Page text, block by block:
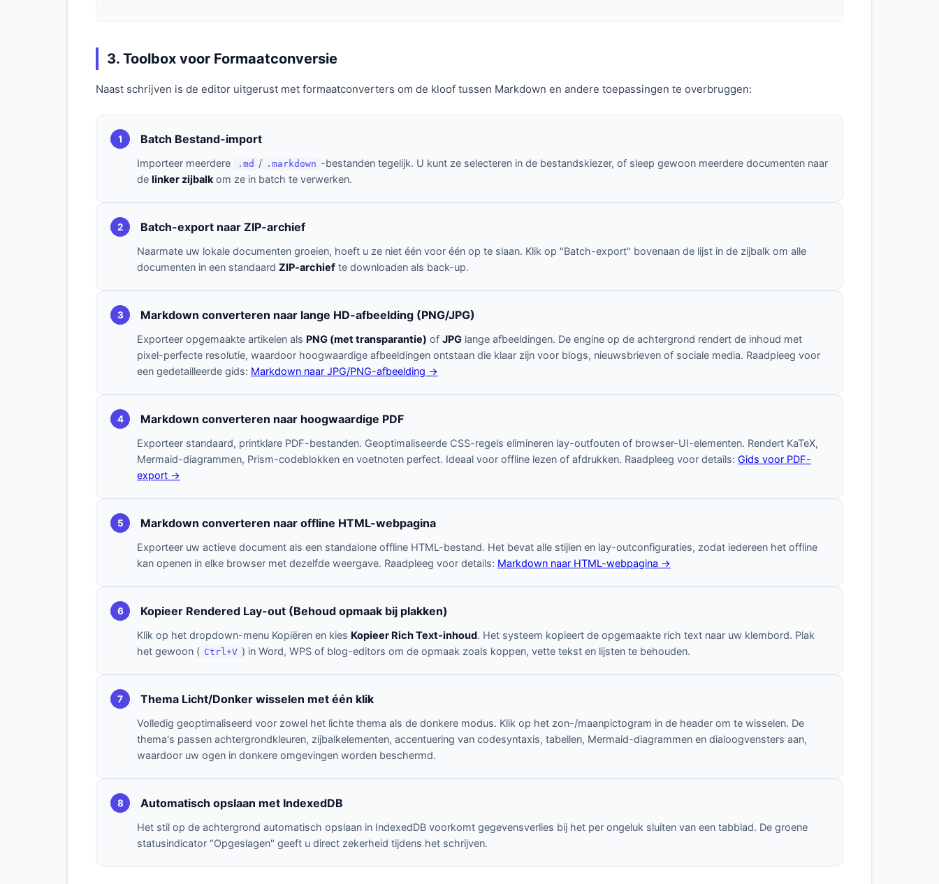
3. Toolbox voor Formaatconversie
Naast schrijven is de editor uitgerust met formaatconverters om de kloof tussen Markdown en andere toepassingen te overbruggen:
1 Batch Bestand-import
Importeer meerdere .md / .markdown -bestanden tegelijk. U kunt ze selecteren in de bestandskiezer, of sleep gewoon meerdere documenten naar
de linker zijbalkom ze in batch te verwerken.
2 Batch-export naar ZIP-archief
Naarmate uw lokale documenten groeien, hoeft u ze niet één voor één op te slaan. Klik op "Batch-export" bovenaan de lijst in de zijbalk om alle
documenten in een standaard ZIP-archief te downloaden als back-up.
3 Markdown converteren naar lange HD-afbeelding (PNG/JPG)
Exporteer opgemaakte artikelen als PNG (met transparantie) of JPG lange afbeeldingen. De engine op de achtergrond rendert de inhoud met
pixel-perfecte resolutie, waardoor hoogwaardige afbeeldingen ontstaan die klaar zijn voor blogs, nieuwsbrieven of sociale media. Raadpleeg voor
een gedetailleerde gids: Markdown naar JPG/PNG-afbeelding →
4 Markdown converteren naar hoogwaardige PDF
Exporteer standaard, printklare PDF-bestanden. Geoptimaliseerde CSS-regels elimineren lay-outfouten of browser-UI-elementen. Rendert KaTeX,
Mermaid-diagrammen, Prism-codeblokken en voetnoten perfect. Ideaal voor offline lezen of afdrukken. Raadpleeg voor details: Gids voor PDF-
export →
5 Markdown converteren naar offline HTML-webpagina
Exporteer uw actieve document als een standalone offline HTML-bestand. Het bevat alle stijlen en lay-outconfiguraties, zodat iedereen het offline
kan openen in elke browser met dezelfde weergave. Raadpleeg voor details: Markdown naar HTML-webpagina →
6 Kopieer Rendered Lay-out (Behoud opmaak bij plakken)
Klik op het dropdown-menu Kopiëren en kies Kopieer Rich Text-inhoud. Het systeem kopieert de opgemaakte rich text naar uw klembord. Plak
het gewoon ( Ctrl+V ) in Word, WPS of blog-editors om de opmaak zoals koppen, vette tekst en lijsten te behouden.
7 Thema Licht/Donker wisselen met één klik
Volledig geoptimaliseerd voor zowel het lichte thema als de donkere modus. Klik op het zon-/maanpictogram in de header om te wisselen. De
thema's passen achtergrondkleuren, zijbalkelementen, accentuering van codesyntaxis, tabellen, Mermaid-diagrammen en dialoogvensters aan,
waardoor uw ogen in donkere omgevingen worden beschermd.
8 Automatisch opslaan met IndexedDB
Het stil op de achtergrond automatisch opslaan in IndexedDB voorkomt gegevensverlies bij het per ongeluk sluiten van een tabblad. De groene
statusindicator "Opgeslagen" geeft u direct zekerheid tijdens het schrijven.